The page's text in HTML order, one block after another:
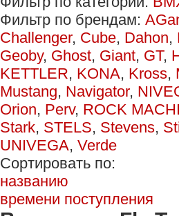
Фильтр по брендам:
Challenger, Cube, Dahon,
Geoby, Ghost, Giant, GT,
KETTLER, KONA, Kross,
Mustang, Navigator,
Orion, Perv, ROCK
Stark, STELS, Stevens,
UNIVEGA, Verde
Сортировать по:
названию
времени поступления